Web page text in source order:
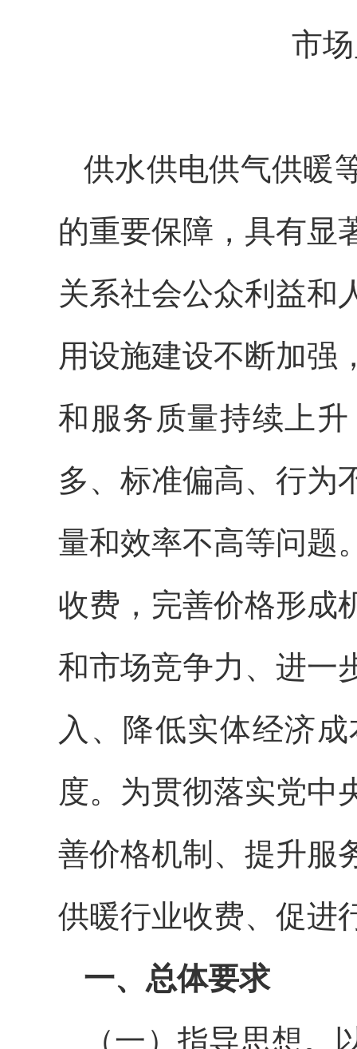
市
供水供电供气供暖
的重要保障，具有显
关系社会公众利益和
用设施建设不断加强
和服务质量持续上
多、标准偏高、行为
量和效率不高等问题
收费，完善价格形成
和市场竞争力、进一
入、降低实体经济
度。为贯彻落实党中
善价格机制、提升服
供暖行业收费、促进
一、总体要求
（一）指导思想。